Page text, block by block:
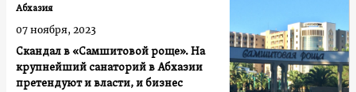
Скандал в «Самшитовой роще». На
крупнейший санаторий в Абхазии
претендуют и власти, и бизнес
Абхазия
07 ноября, 2023